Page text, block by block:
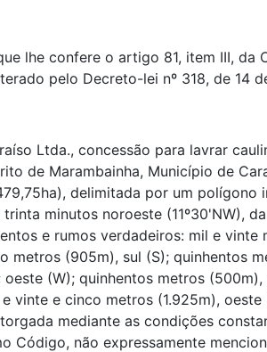
lhe confere o artigo 81, item III,
pelo Decreto-lei nº 318, de 14
Ltda., concessão para lavrar
de Marambainha, Município de
delimitada por um
minutos noroeste (11º30'NW),
e rumos verdadeiros: mil e
metros (905m), sul (S); quinhentos
(W); quinhentos metros
vinte e cinco metros (1.925m),
mediante as condições
Código, não expressamente